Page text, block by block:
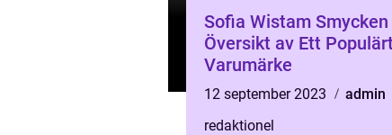
Sofia Wistam Smycken
Översikt av Ett Populärt
Varumärke
12 september 2023
admin
redaktionel